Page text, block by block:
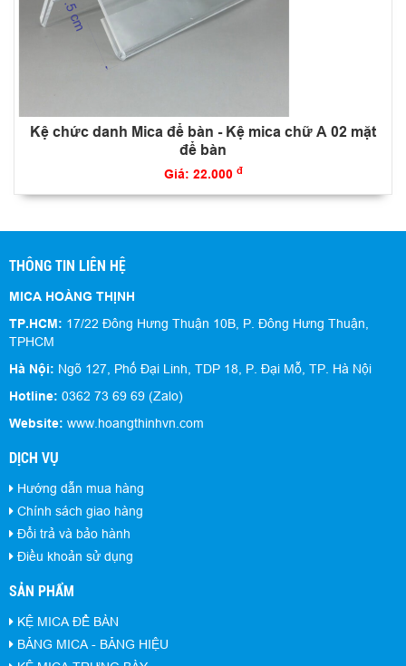
Kệ chức danh Mica để bàn - Kệ mica chữ A 02 mặt
để bàn
Giá: 22.000 đ
THÔNG TIN LIÊN HỆ
MICA HOÀNG THỊNH
TP.HCM: 17/22 Đông Hưng Thuận 10B, P. Đông Hưng Thuận,
TPHCM
Hà Nội: Ngõ 127, Phố Đại Linh, TDP 18, P. Đại Mỗ, TP. Hà Nội
Hotline: 0362 73 69 69 (Zalo)
Website: www.hoangthinhvn.com
DỊCH VỤ
Hướng dẫn mua hàng
Chính sách giao hàng
Đổi trả và bảo hành
Điều khoản sử dụng
SẢN PHẨM
KỆ MICA ĐỂ BÀN
BẢNG MICA - BẢNG HIỆU